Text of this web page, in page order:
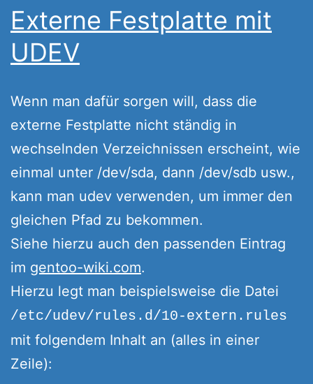
Externe Festplatte mit
UDEV
Wenn man dafür sorgen will, dass die
externe Festplatte nicht ständig in
wechselnden Verzeichnissen erscheint, wie
einmal unter /dev/sda, dann /dev/sdb usw.,
kann man udev verwenden, um immer den
gleichen Pfad zu bekommen.
Siehe hierzu auch den passenden Eintrag
im gentoo-wiki.com.
Hierzu legt man beispielsweise die Datei
/etc/udev/rules.d/10-extern.rules
mit folgendem Inhalt an (alles in einer
Zeile):